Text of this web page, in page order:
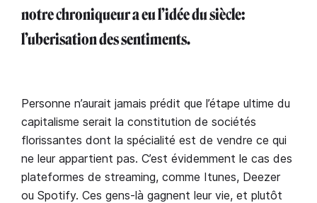
notre chroniqueur a eu l’idée du siècle:
l’uberisation des sentiments.
Personne n’aurait jamais prédit que l’étape ultime du
capitalisme serait la constitution de sociétés
florissantes dont la spécialité est de vendre ce qui
ne leur appartient pas. C’est évidemment le cas des
plateformes de streaming, comme Itunes, Deezer
ou Spotify. Ces gens-là gagnent leur vie, et plutôt